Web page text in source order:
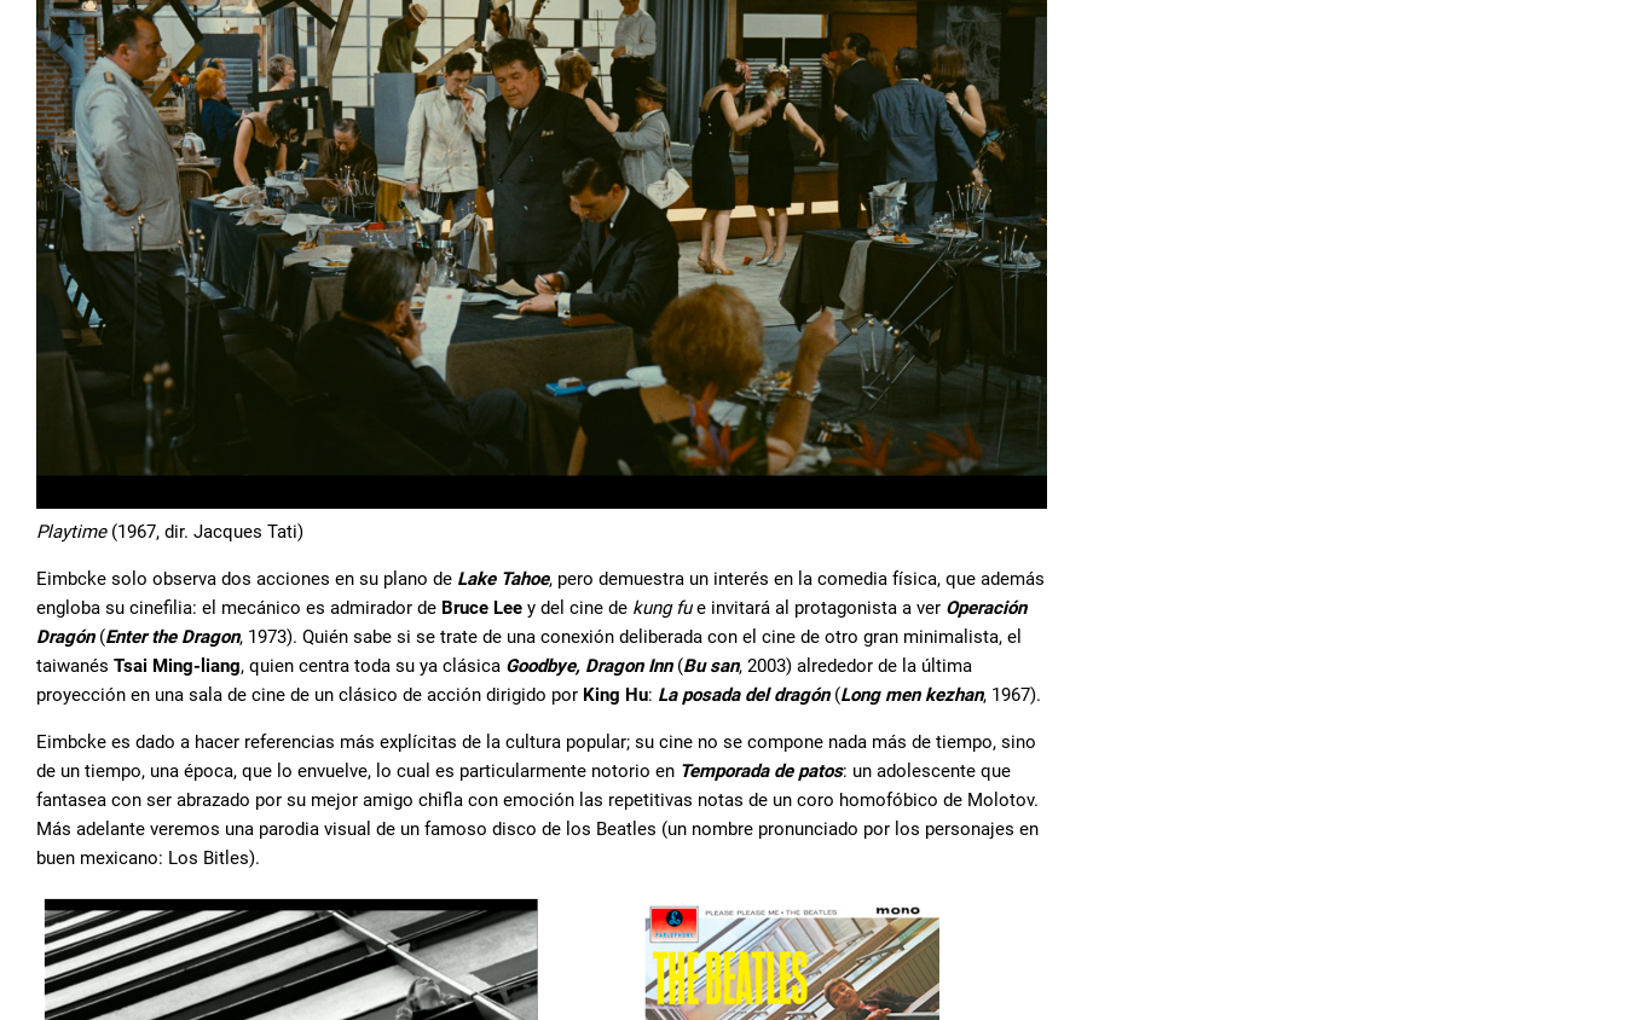
Playtime(1967, dir. Jacques Tati)
Eimbcke solo observa dos acciones en su plano de Lake Tahoe, pero demuestra un interés en la comedia física, que además
engloba su cinefilia: el mecánico es admirador de Bruce Lee y del cine de kung fue invitará al protagonista a ver Operación
Dragón(Enter the Dragon, 1973). Quién sabe si se trate de una conexión deliberada con el cine de otro gran minimalista, el
taiwanés Tsai Ming-liang, quien centra toda su ya clásica Goodbye, Dragon Inn(Bu san, 2003) alrededor de la última
proyección en una sala de cine de un clásico de acción dirigido por King Hu: La posada del dragón(Long men kezhan, 1967).
Eimbcke es dado a hacer referencias más explícitas de la cultura popular; su cine no se compone nada más de tiempo, sino
de un tiempo, una época, que lo envuelve, lo cual es particularmente notorio en Temporada de patos: un adolescente que
fantasea con ser abrazado por su mejor amigo chifla con emoción las repetitivas notas de un coro homofóbico de Molotov.
Más adelante veremos una parodia visual de un famoso disco de los Beatles (un nombre pronunciado por los personajes en
buen mexicano: Los Bitles).